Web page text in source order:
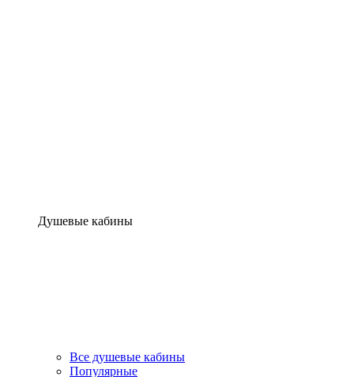
Душевые кабины
Все душевые кабины
Популярные